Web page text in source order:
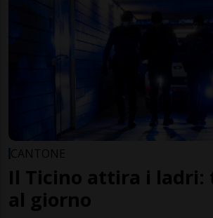
CANTONE
Il Ticino attira i
al giorno